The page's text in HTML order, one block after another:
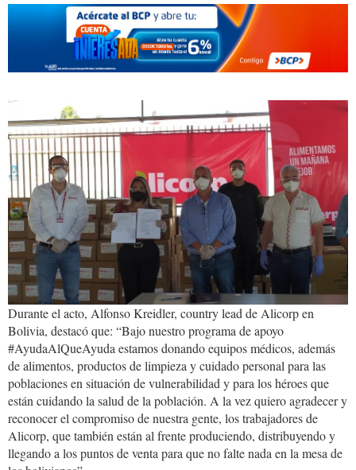
donacion.alicorp.jpeg
Durante el acto, Alfonso Kreidler, country lead de Alicorp en
Bolivia, destacó que: “Bajo nuestro programa de apoyo
#AyudaAlQueAyuda estamos donando equipos médicos, además
de alimentos, productos de limpieza y cuidado personal para las
poblaciones en situación de vulnerabilidad y para los héroes que
están cuidando la salud de la población. A la vez quiero agradecer y
reconocer el compromiso de nuestra gente, los trabajadores de
Alicorp, que también están al frente produciendo, distribuyendo y
llegando a los puntos de venta para que no falte nada en la mesa de